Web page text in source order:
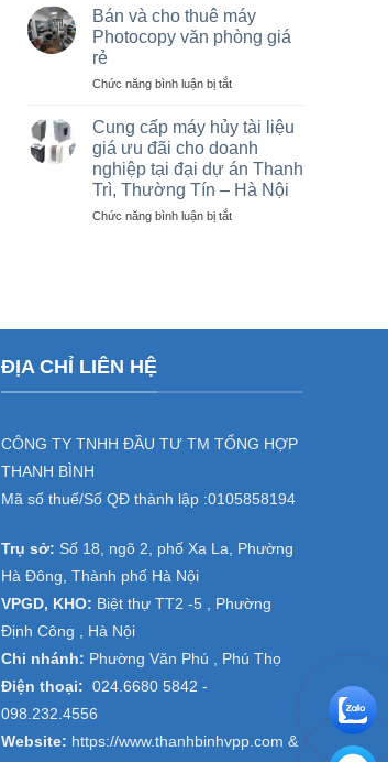
Vạn
Xuân,
Lâm
Trung
giá
rẻ
cho
thầu
vận
động
olympic
ở
thanh
trì
máy
photo
tại
Trì,
Thọ
và
các
khu
công
nghiệp
Bán và cho thuê máy
Photocopy văn phòng giá
rẻ
Chức năng bình luận bị tắtở
cho
thuê
máy
Photocopy
văn
Cung cấp máy hủy tài liệu
giá ưu đãi cho doanh
nghiệp tại đại dự án Thanh
Trì, Thường Tín – Hà Nội
Chức năng bình luận bị tắtở
liệu
nghiệp
dự
Trì,
–
ĐỊA CHỈ LIÊN HỆ
CÔNG TY TNHH ĐẦU TƯ TM TỔNG HỢP
THANH BÌNH
Mã số thuế/Số QĐ thành lập :0105858194
Trụ sở: Số 18, ngõ 2, phố Xa La, Phường
Hà Đông, Thành phố Hà Nội
VPGD, KHO: Biệt thự TT2 -5 , Phường
Định Công , Hà Nội
Chi nhánh: Phường Văn Phú , Phú Thọ
Điện thoại: 024.6680 5842 -
098.232.4556
Website: https://www.thanhbinhvpp.com &